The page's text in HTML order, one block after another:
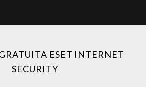
ESET INTERNET
SECURITY